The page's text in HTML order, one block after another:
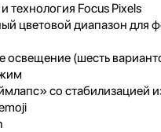
технология Focus Pixels
цветовой диапазон для
освещение (шесть
со стабилизацией